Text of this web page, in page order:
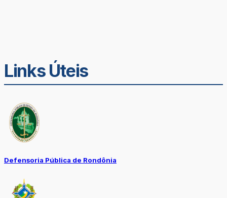
Links Úteis
Defensoria Pública de Rondônia